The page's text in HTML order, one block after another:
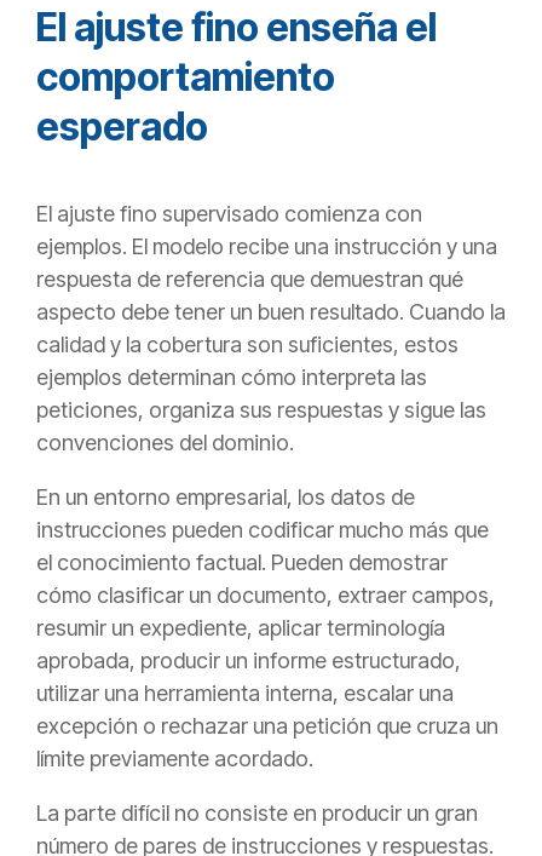
El ajuste fino enseña el
comportamiento
esperado
El ajuste fino supervisado comienza con
ejemplos. El modelo recibe una instrucción y una
respuesta de referencia que demuestran qué
aspecto debe tener un buen resultado. Cuando la
calidad y la cobertura son suficientes, estos
ejemplos determinan cómo interpreta las
peticiones, organiza sus respuestas y sigue las
convenciones del dominio.
En un entorno empresarial, los datos de
instrucciones pueden codificar mucho más que
el conocimiento factual. Pueden demostrar
cómo clasificar un documento, extraer campos,
resumir un expediente, aplicar terminología
aprobada, producir un informe estructurado,
utilizar una herramienta interna, escalar una
excepción o rechazar una petición que cruza un
límite previamente acordado.
La parte difícil no consiste en producir un gran
número de pares de instrucciones y respuestas.